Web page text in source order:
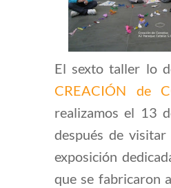
El sexto taller lo
CREACIÓN de
realizamos el 13
después de
exposición
que se fabricaron